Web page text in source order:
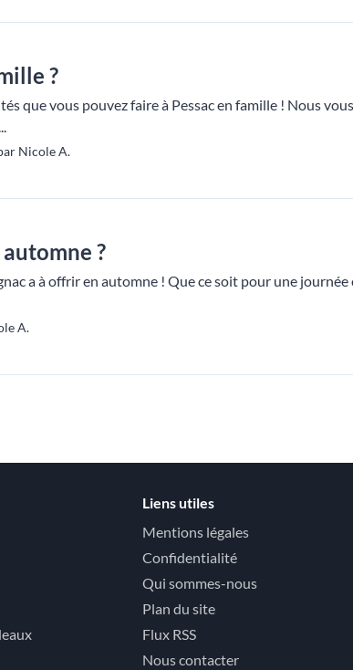
?
que vous pouvez faire à Pessac en famille ! Nous
Nicole A.
?
a à offrir en automne ! Que ce soit pour une
A.
Liens utiles
Mentions légales
Confidentialité
Qui sommes-nous
Plan du site
Flux RSS
Nous contacter